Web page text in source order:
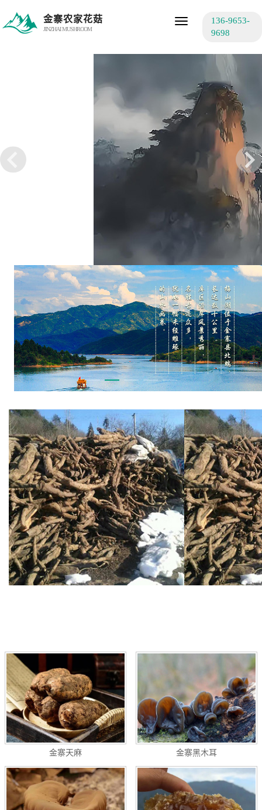
金寨农家花菇
JINZHAI MUSHROOM
Toggle
136-9653-
9698
金寨天麻 金寨黑木耳